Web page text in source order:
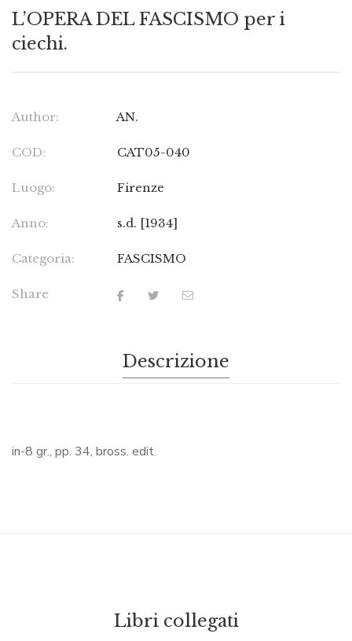
L’OPERA DEL FASCISMO per i
ciechi.
Author: AN.
COD: CAT05-040
Luogo: Firenze
Anno: s.d. [1934]
Categoria: FASCISMO
Share
Descrizione
in-8 gr., pp. 34, bross. edit.
Libri collegati